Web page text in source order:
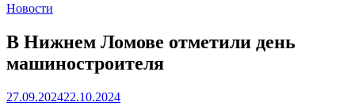
Новости
В Нижнем Ломове отметили день
машиностроителя
27.09.202422.10.2024